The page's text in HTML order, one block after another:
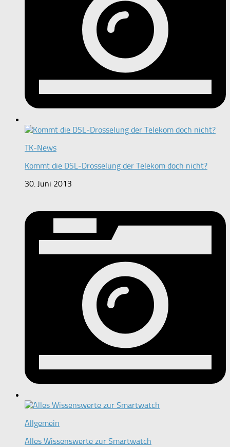
TK-News
Kommt die DSL-Drosselung der Telekom doch nicht?
30. Juni 2013
Allgemein
Alles Wissenswerte zur Smartwatch